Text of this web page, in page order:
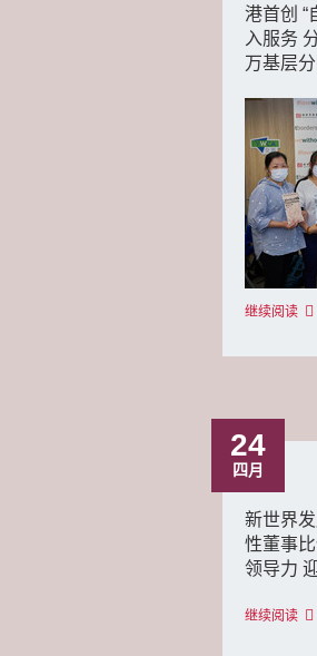
港首创 “
入服务
万基层分
继续阅读
24
四月
新世界
性董事
领导力
继续阅读